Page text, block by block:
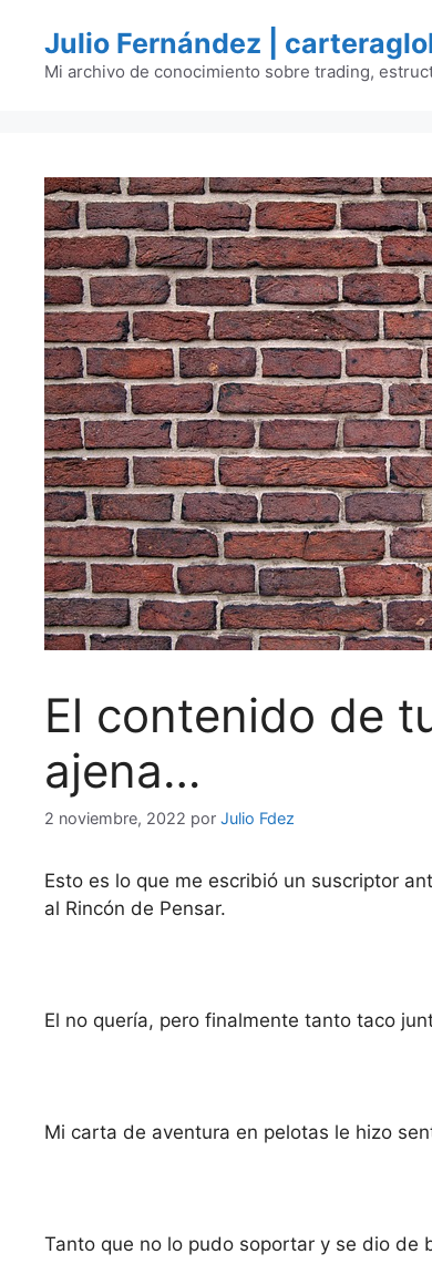
contenido
Julio Fernández |
Mi archivo de conocimiento sobre trading,
El contenido de
ajena…
2 noviembre, 2022 por Julio Fdez
Esto es lo que me escribió un suscriptor
al Rincón de Pensar.
El no quería, pero finalmente tanto taco
Mi carta de aventura en pelotas le hizo
Tanto que no lo pudo soportar y se dio de